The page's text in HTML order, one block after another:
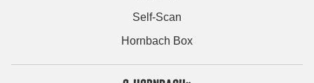
Self-Scan
Hornbach Box